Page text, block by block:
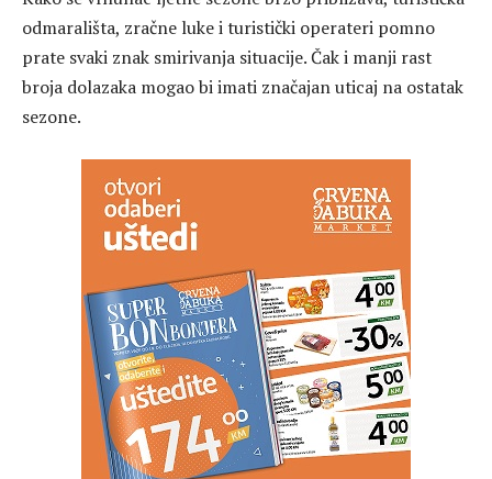
odmarališta, zračne luke i turistički operateri pomno
prate svaki znak smirivanja situacije. Čak i manji rast
broja dolazaka mogao bi imati značajan uticaj na ostatak
sezone.